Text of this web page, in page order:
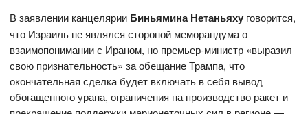
В заявлении канцелярии Биньямина Нетаньяху говорится,
что Израиль не являлся стороной меморандума о
взаимопонимании с Ираном, но премьер-министр «выразил
свою признательность» за обещание Трампа, что
окончательная сделка будет включать в себя вывод
обогащенного урана, ограничения на производство ракет и